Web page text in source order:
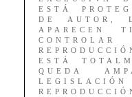
ESTÁ
DE AUTOR,
APARECEN
ESTÁ
QUEDA
LEGISLACIÓN